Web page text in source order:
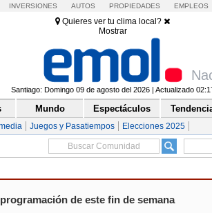
INVERSIONES AUTOS PROPIEDADES EMPLEOS
Quieres ver tu clima local?
Mostrar
Santiago: Domingo 09 de agosto del 2026 | Actualizado
Mundo Espectáculos
Juegos y Pasatiempos Elecciones 2025
de este fin de semana